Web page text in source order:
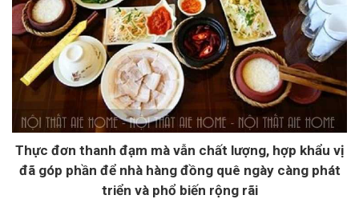
Thực đơn thanh đạm mà vẫn chất lượng, hợp khẩu vị
đã góp phần để nhà hàng đồng quê ngày càng phát
triển và phổ biến rộng rãi